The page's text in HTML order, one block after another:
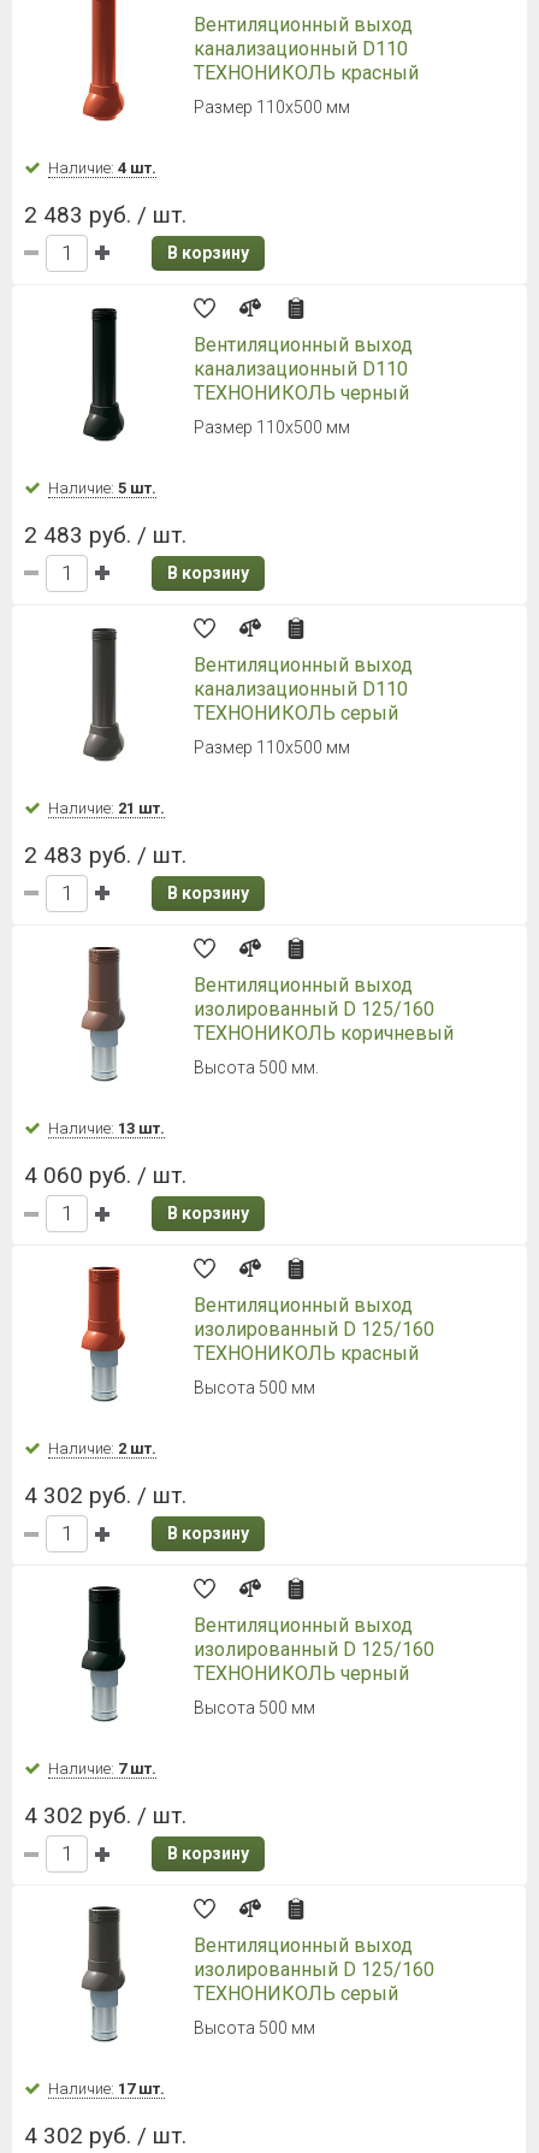
Вентиляционный выход
канализационный D110
ТЕХНОНИКОЛЬ красный
Размер 110х500 мм
Наличие: 4 шт.
2 483 руб. / шт.
В корзину
Вентиляционный выход
канализационный D110
ТЕХНОНИКОЛЬ черный
Размер 110х500 мм
Наличие: 5 шт.
2 483 руб. / шт.
В корзину
Вентиляционный выход
канализационный D110
ТЕХНОНИКОЛЬ серый
Размер 110х500 мм
Наличие: 21 шт.
2 483 руб. / шт.
В корзину
Вентиляционный выход
изолированный D 125/160
ТЕХНОНИКОЛЬ коричневый
Высота 500 мм.
Наличие: 13 шт.
4 060 руб. / шт.
В корзину
Вентиляционный выход
изолированный D 125/160
ТЕХНОНИКОЛЬ красный
Высота 500 мм
Наличие: 2 шт.
4 302 руб. / шт.
В корзину
Вентиляционный выход
изолированный D 125/160
ТЕХНОНИКОЛЬ черный
Высота 500 мм
Наличие: 7 шт.
4 302 руб. / шт.
В корзину
Вентиляционный выход
изолированный D 125/160
ТЕХНОНИКОЛЬ серый
Высота 500 мм
Наличие: 17 шт.
4 302 руб. / шт.